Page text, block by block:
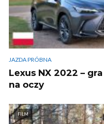
JAZDA PRÓBNA
Lexus NX 2022 –
na oczy
FILM